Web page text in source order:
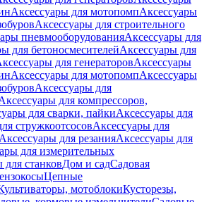
Аксессуары для мотопомпАксессуары
Аксессуары для строительного
пневмооборудованияАксессуары для
для бетоносмесителейАксессуары для
для генераторовАксессуары
Аксессуары для мотопомпАксессуары
Аксессуары для
для компрессоров,
для сварки, пайкиАксессуары для
стружкоотсосовАксессуары для
Аксессуары для резанияАксессуары для
для измерительных
для станковДом и садСадовая
Цепные
мотоблокиКусторезы,